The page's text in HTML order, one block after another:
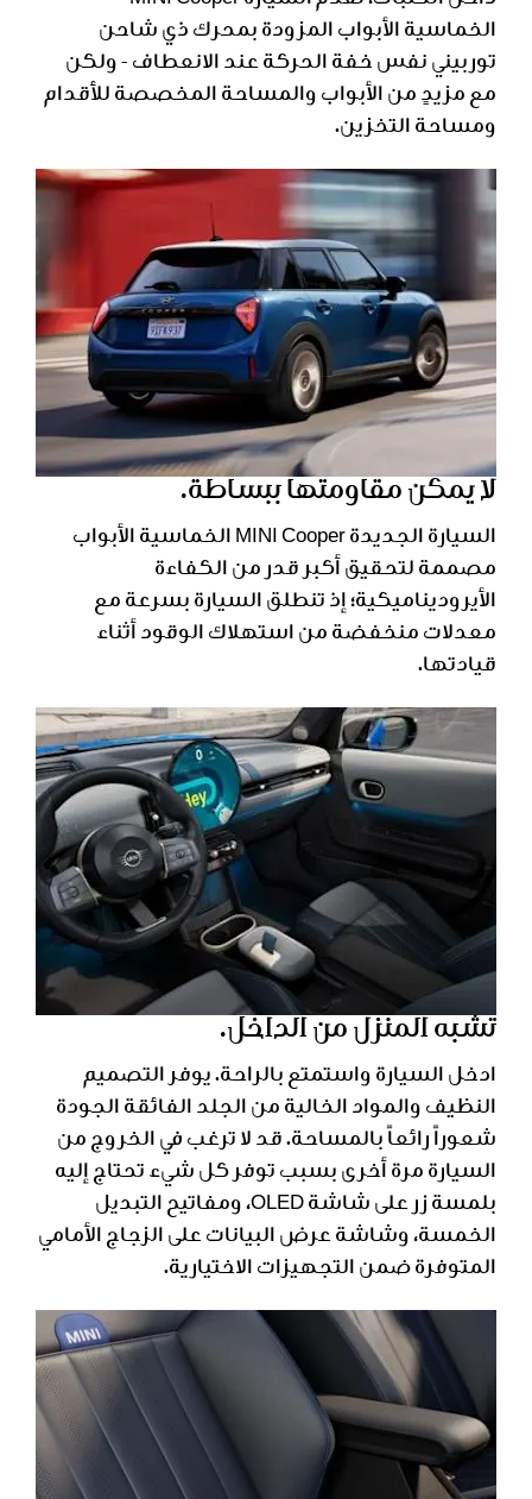
الخماسية الأبواب المزودة بمحرك ذي شاحن
توربيني نفس خفة الحركة عند الانعطاف - ولكن
مع مزيدٍ من الأبواب والمساحة المخصصة للأقدام
ومساحة التخزين.
لا يمكن مقاومتها ببساطة.
السيارة الجديدة MINI Cooper الخماسية الأبواب
مصممة لتحقيق أكبر قدر من الكفاءة
الأيروديناميكية؛ إذ تنطلق السيارة بسرعة مع
معدلات منخفضة من استهلاك الوقود أثناء
قيادتها.
تشبه المنزل من الداخل.
ادخل السيارة واستمتع بالراحة. يوفر التصميم
النظيف والمواد الخالية من الجلد الفائقة الجودة
شعوراً رائعاً بالمساحة. قد لا ترغب في الخروج من
السيارة مرة أخرى بسبب توفر كل شيء تحتاج إليه
بلمسة زر على شاشة OLED، ومفاتيح التبديل
الخمسة، وشاشة عرض البيانات على الزجاج الأمامي
المتوفرة ضمن التجهيزات الاختيارية.